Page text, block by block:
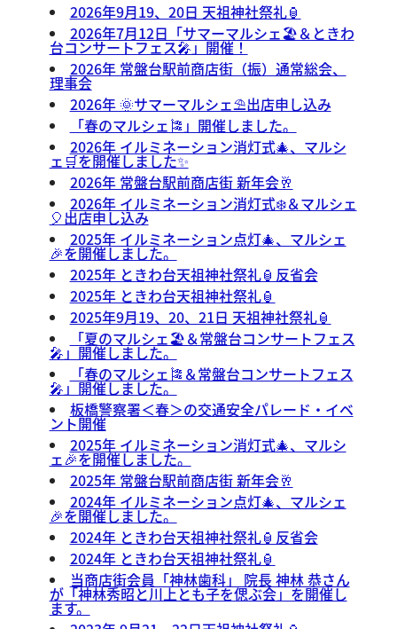
2026年9月19、20日 天祖神社祭礼🏮
2026年7月12日「サマーマルシェ🏖️＆ときわ
台コンサートフェス🎤」開催！
2026年 常盤台駅前商店街（振）通常総会、
理事会
2026年 🌞サマーマルシェ⛱️出店申し込み
「春のマルシェ🎏」開催しました。
2026年 イルミネーション消灯式🎄、マルシ
ェ🛒を開催しました✨
2026年 常盤台駅前商店街 新年会🥂
2026年 イルミネーション消灯式❄️＆マルシェ
🎈出店申し込み
2025年 イルミネーション点灯🎄、マルシェ
🎉を開催しました。
2025年 ときわ台天祖神社祭礼🏮反省会
2025年 ときわ台天祖神社祭礼🏮
2025年9月19、20、21日 天祖神社祭礼🏮
「夏のマルシェ🏖️＆常盤台コンサートフェス
🎤」開催しました。
「春のマルシェ🎏＆常盤台コンサートフェス
🎤」開催しました。
板橋警察署＜春＞の交通安全パレード・イベ
ント開催
2025年 イルミネーション消灯式🎄、マルシ
ェ🎉を開催しました。
2025年 常盤台駅前商店街 新年会🥂
2024年 イルミネーション点灯🎄、マルシェ
🎉を開催しました。
2024年 ときわ台天祖神社祭礼🏮反省会
2024年 ときわ台天祖神社祭礼🏮
当商店街会員「神林歯科」 院長 神林 恭さん
が「神林秀昭と川上とも子を偲ぶ会」を開催し
ます。